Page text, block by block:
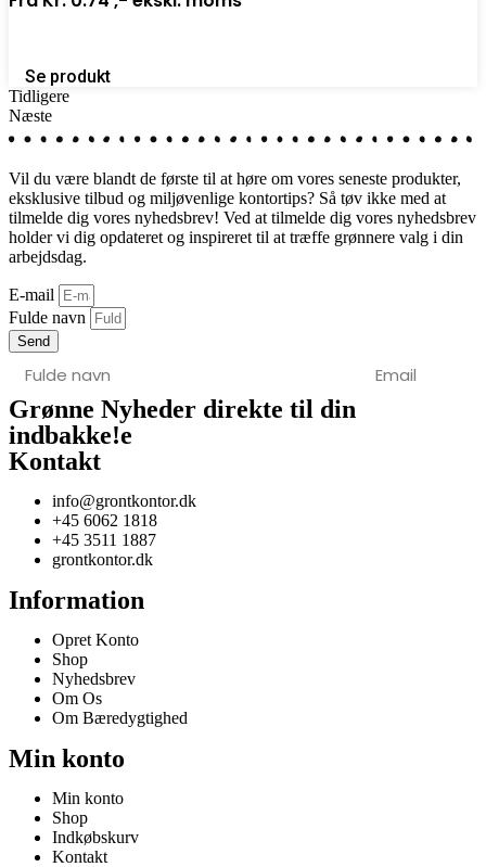
Se produkt
Tidligere
Næste
Vil du være blandt de første til at høre om vores seneste produkter,
eksklusive tilbud og miljøvenlige kontortips? Så tøv ikke med at
tilmelde dig vores nyhedsbrev! Ved at tilmelde dig vores nyhedsbrev
holder vi dig opdateret og inspireret til at træffe grønnere valg i din
arbejdsdag.
E-mail
Fulde navn
Send
Grønne Nyheder direkte til din
indbakke!e
Kontakt
info@grontkontor.dk
+45 6062 1818
+45 3511 1887
grontkontor.dk
Information
Opret Konto
Shop
Nyhedsbrev
Om Os
Om Bæredygtighed
Min konto
Min konto
Shop
Indkøbskurv
Kontakt